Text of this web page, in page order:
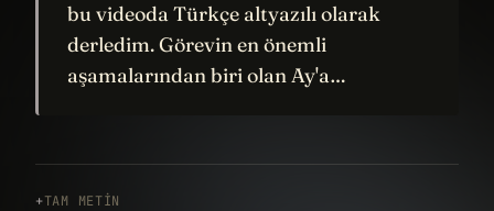
bu videoda Türkçe altyazılı olarak
derledim. Görevin en önemli
aşamalarından biri olan Ay'a…
TAM METIN